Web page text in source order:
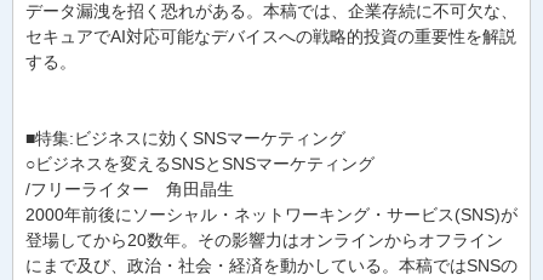
データ漏洩を招く恐れがある。本稿では、企業存続に不可欠な、
セキュアでAI対応可能なデバイスへの戦略的投資の重要性を解説
する。
■特集:ビジネスに効くSNSマーケティング
○ビジネスを変えるSNSとSNSマーケティング
/フリーライター 角田晶生
2000年前後にソーシャル・ネットワーキング・サービス(SNS)が
登場してから20数年。その影響力はオンラインからオフライン
にまで及び、政治・社会・経済を動かしている。本稿ではSNSの